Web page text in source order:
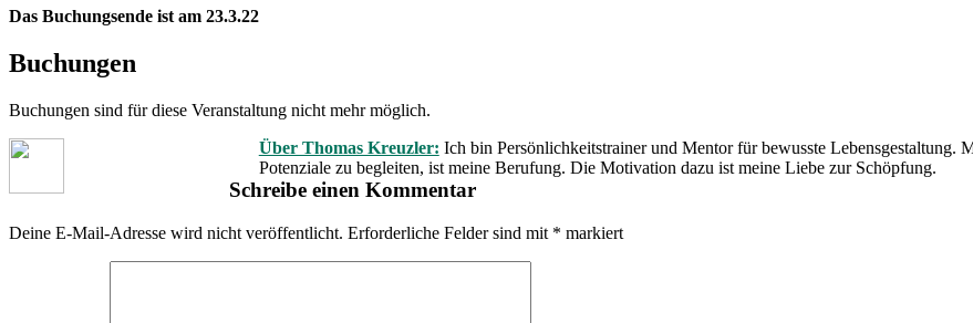
Das Buchungsende ist am 23.3.22
Buchungen
Buchungen sind für diese Veranstaltung nicht mehr möglich.
Über Thomas Kreuzler: Ich bin Persönlichkeitstrainer und Mentor für bewusste Lebensgestaltung.
Potenziale zu begleiten, ist meine Berufung. Die Motivation dazu ist meine Liebe zur Schöpfung.
Schreibe einen Kommentar
Deine E-Mail-Adresse wird nicht veröffentlicht. Erforderliche Felder sind mit * markiert